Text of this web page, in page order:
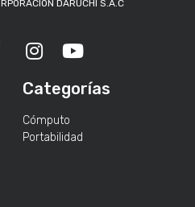
DARUCHI S.A.C
Categorías
Cómputo
Portabilidad